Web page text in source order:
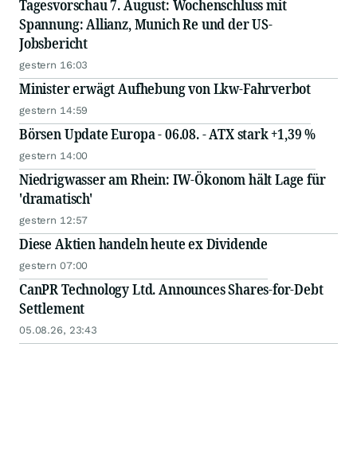
Tagesvorschau 7. August: Wochenschluss mit
Spannung: Allianz, Munich Re und der US-
Jobsbericht
gestern 16:03
Minister erwägt Aufhebung von Lkw-Fahrverbot
gestern 14:59
Börsen Update Europa - 06.08. - ATX stark +1,39 %
gestern 14:00
Niedrigwasser am Rhein: IW-Ökonom hält Lage für
'dramatisch'
gestern 12:57
Diese Aktien handeln heute ex Dividende
gestern 07:00
CanPR Technology Ltd. Announces Shares-for-Debt
Settlement
05.08.26, 23:43